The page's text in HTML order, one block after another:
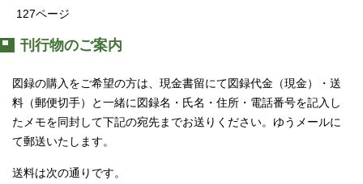
127ページ
刊行物のご案内
図録の購入をご希望の方は、現金書留にて図録代金（現金）・送
料（郵便切手）と一緒に図録名・氏名・住所・電話番号を記入し
たメモを同封して下記の宛先までお送りください。ゆうメールに
て郵送いたします。
送料は次の通りです。